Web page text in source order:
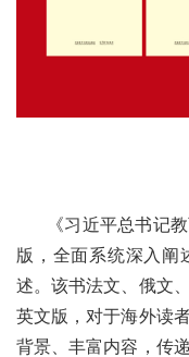
《习近平总书记
版，全面系统深入阐
述。该书法文、俄文
英文版，对于海外读
背景、丰富内容，传